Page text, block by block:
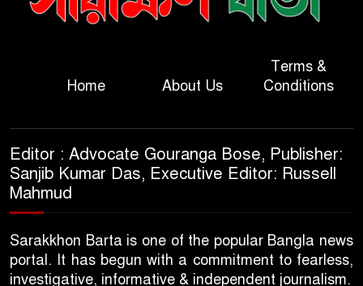
Home About Us
Terms &
Conditions
Editor : Advocate Gouranga Bose, Publisher:
Sanjib Kumar Das, Executive Editor: Russell
Mahmud
Sarakkhon Barta is one of the popular Bangla news
portal. It has begun with a commitment to fearless,
investigative, informative & independent journalism.